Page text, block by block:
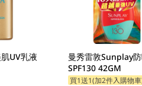
UV乳液
曼秀雷敦Sunplay
SPF130 42GM
買1送1(加2件入購物